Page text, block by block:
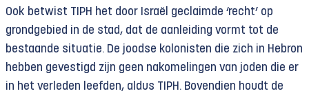
Ook betwist TIPH het door Israël geclaimde ‘recht’ op
grondgebied in de stad, dat de aanleiding vormt tot de
bestaande situatie. De joodse kolonisten die zich in Hebron
hebben gevestigd zijn geen nakomelingen van joden die er
in het verleden leefden, aldus TIPH. Bovendien houdt de